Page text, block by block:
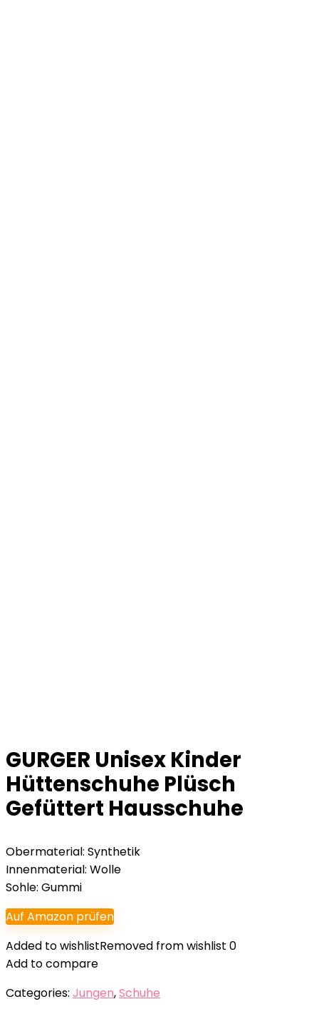
GURGER Unisex Kinder
Hüttenschuhe Plüsch
Gefüttert Hausschuhe
Obermaterial: Synthetik
Innenmaterial: Wolle
Sohle: Gummi
Auf Amazon prüfen
Added to wishlistRemoved from wishlist 0
Add to compare
Categories: Jungen,Schuhe